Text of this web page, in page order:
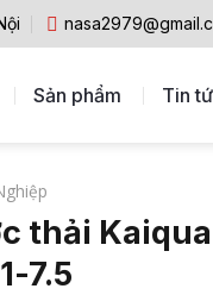
Sản phẩm Tin
thải
7.5